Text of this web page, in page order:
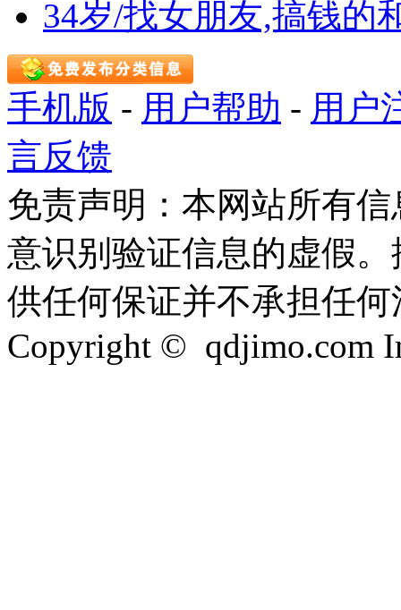
34岁/找女朋友,搞钱的
手机版 - 用户帮助 - 用户
言反馈
免责声明：本网站所有
意识别验证信息的虚假
供任何保证并不承担任
Copyright © qdjimo.com